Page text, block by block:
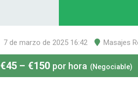
7 de marzo de 2025 16:42 Masajes
€45 – €150 por hora (Negociable)